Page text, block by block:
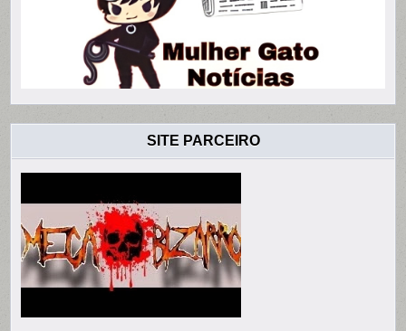
SITE PARCEIRO